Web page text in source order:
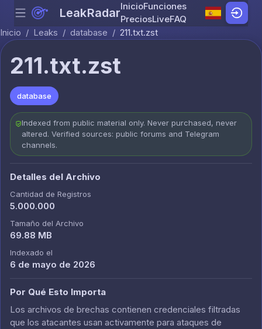
Skip to content
Menu LeakRadarInicioFunciones
PreciosLiveFAQ
Inicio / Leaks / database / 211.txt.zst
211.txt.zst
database
Indexed from public material only. Never purchased, never
altered. Verified sources: public forums and Telegram
channels.
Detalles del Archivo
Cantidad de Registros
5.000.000
Tamaño del Archivo
69.88 MB
Indexado el
6 de mayo de 2026
Por Qué Esto Importa
Los archivos de brechas contienen credenciales filtradas
que los atacantes usan activamente para ataques de